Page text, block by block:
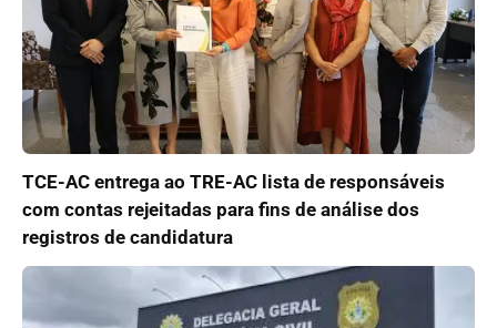
TCE-AC entrega ao TRE-AC lista de responsáveis
com contas rejeitadas para fins de análise dos
registros de candidatura